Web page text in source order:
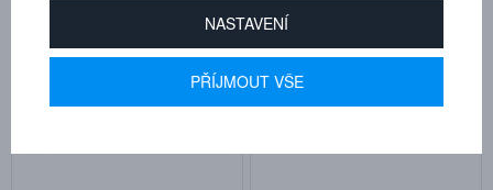
NASTAVENÍ
PŘÍJMOUT VŠE